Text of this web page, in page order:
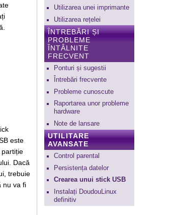
este
Dacă
trebuie
nu va fi
Utilizarea unei imprimante
Utilizarea rețelei
ÎNTREBĂRI ȘI
PROBLEME
ÎNTÂLNITE
FRECVENT
Ponturi și sugestii
Întrebări frecvente
Probleme cunoscute
Raportarea unor probleme
hardware
Note de lansare
UTILITARE
AVANSATE
Control parental
Persistența datelor
Crearea unui stick USB
Instalați DoudouLinux
definitiv